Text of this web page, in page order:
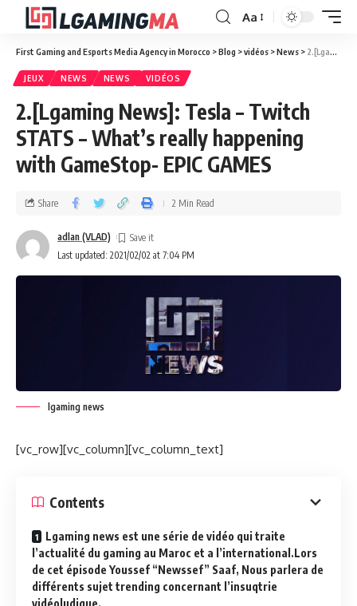
Aa
First Gaming and Esports Media Agency in Morocco >Blog >vidéos >News > 2.[Lgaming News]: Tesla – Twitch STATS – What’s really happening with GameStop- EPIC GAMES
JEUX NEWS NEWS VIDÉOS
2.[Lgaming News]: Tesla – Twitch
STATS – What’s really happening
with GameStop- EPIC GAMES
Last updated: 2021/02/02 at 7:04 PM
adlan (VLAD)
Share 2 Min Read
lgaming news
[vc_row][vc_column][vc_column_text]
Contents
Lgaming news est une série de vidéo qui traite
l’actualité du gaming au Maroc et a l’international.Lors
de cet épisode Youssef “Newssef” Saaf, Nous parlera de
différents sujet trending concernant l’insuqtrie
vidéoludique.